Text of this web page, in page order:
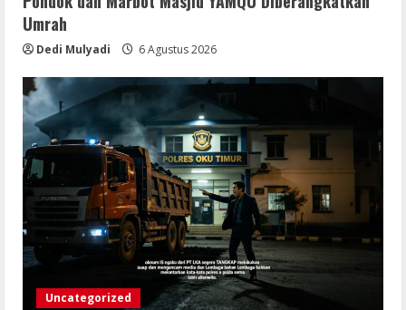
Umrah
Dedi Mulyadi 6 Agustus 2026
Uncategorized